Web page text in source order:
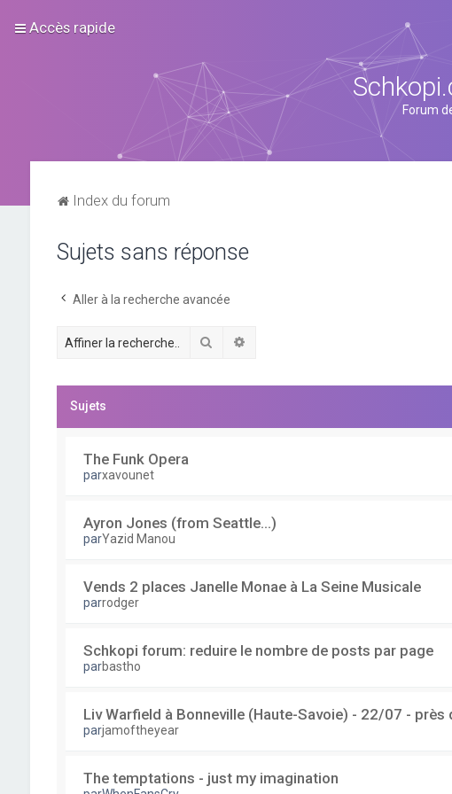
Accès rapide
Forum
Index du forum
Sujets sans réponse
Aller à la recherche avancée
Rechercher
Sujets
The Funk Opera
parxavounet
Ayron Jones (from Seattle...)
parYazid Manou
Vends 2 places Janelle Monae à La Seine Musicale
parrodger
Schkopi forum: reduire le nombre de posts par page
parbastho
Liv Warfield à Bonneville (Haute-Savoie) - 22/07 - près
parjamoftheyear
The temptations - just my imagination